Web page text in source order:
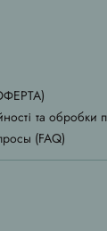
та
(FAQ)